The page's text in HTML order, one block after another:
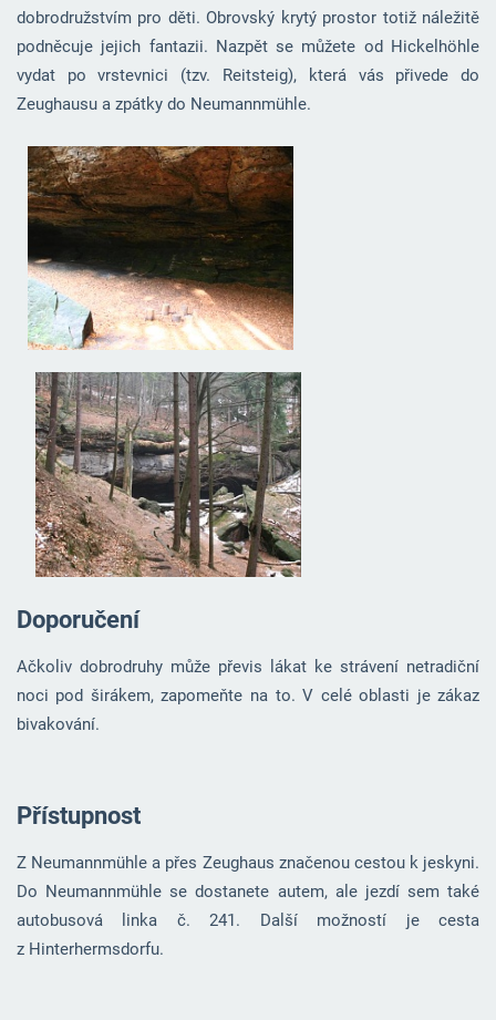
dobrodružstvím pro děti. Obrovský krytý prostor totiž náležitě
podněcuje jejich fantazii. Nazpět se můžete od Hickelhöhle
vydat po vrstevnici (tzv. Reitsteig), která vás přivede do
Zeughausu a zpátky do Neumannmühle.
Doporučení
Ačkoliv dobrodruhy může převis lákat ke strávení netradiční
noci pod širákem, zapomeňte na to. V celé oblasti je zákaz
bivakování.
Přístupnost
Z Neumannmühle a přes Zeughaus značenou cestou k jeskyni.
Do Neumannmühle se dostanete autem, ale jezdí sem také
autobusová linka č. 241. Další možností je cesta
z Hinterhermsdorfu.